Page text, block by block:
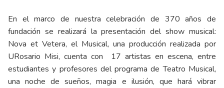
En el marco de nuestra celebración de 370 años de
fundación se realizará la presentación del show musical:
Nova et Vetera, el Musical, una producción realizada por
URosario Misi, cuenta con 17 artistas en escena, entre
estudiantes y profesores del programa de Teatro Musical,
una noche de sueños, magia e ilusión, que hará vibrar